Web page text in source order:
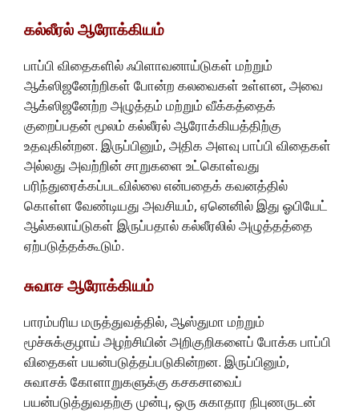
கல்லீரல் ஆரோக்கியம்
பாப்பி விதைகளில் ஃபிளாவனாய்டுகள் மற்றும்
ஆக்ஸிஜனேற்றிகள் போன்ற கலவைகள் உள்ளன, அவை
ஆக்ஸிஜனேற்ற அழுத்தம் மற்றும் வீக்கத்தைக்
குறைப்பதன் மூலம் கல்லீரல் ஆரோக்கியத்திற்கு
உதவுகின்றன. இருப்பினும், அதிக அளவு பாப்பி விதைகள்
அல்லது அவற்றின் சாறுகளை உட்கொள்வது
பரிந்துரைக்கப்படவில்லை என்பதைக் கவனத்தில்
கொள்ள வேண்டியது அவசியம், ஏனெனில் இது ஓபியேட்
ஆல்கலாய்டுகள் இருப்பதால் கல்லீரலில் அழுத்தத்தை
ஏற்படுத்தக்கூடும்.
சுவாச ஆரோக்கியம்
பாரம்பரிய மருத்துவத்தில், ஆஸ்துமா மற்றும்
மூச்சுக்குழாய் அழற்சியின் அறிகுறிகளைப் போக்க பாப்பி
விதைகள் பயன்படுத்தப்படுகின்றன. இருப்பினும்,
சுவாசக் கோளாறுகளுக்கு கசகசாவைப்
பயன்படுத்துவதற்கு முன்பு, ஒரு சுகாதார நிபுணருடன்